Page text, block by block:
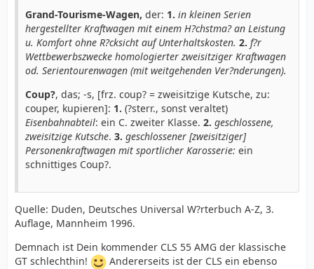
Grand-Tourisme-Wagen, der: 1. in kleinen Serien
hergestellter Kraftwagen mit einem H?chstma? an Leistung
u. Komfort ohne R?cksicht auf Unterhaltskosten. 2. f?r
Wettbewerbszwecke homologierter zweisitziger Kraftwagen
od. Serientourenwagen (mit weitgehenden Ver?nderungen).
Coup?, das; -s, [frz. coup? = zweisitzige Kutsche, zu:
couper, kupieren]: 1. (?sterr., sonst veraltet)
Eisenbahnabteil: ein C. zweiter Klasse. 2. geschlossene,
zweisitzige Kutsche. 3. geschlossener [zweisitziger]
Personenkraftwagen mit sportlicher Karosserie: ein
schnittiges Coup?.
Quelle: Duden, Deutsches Universal W?rterbuch A-Z, 3.
Auflage, Mannheim 1996.
Demnach ist Dein kommender CLS 55 AMG der klassische
GT schlechthin!
Andererseits ist der CLS ein ebenso